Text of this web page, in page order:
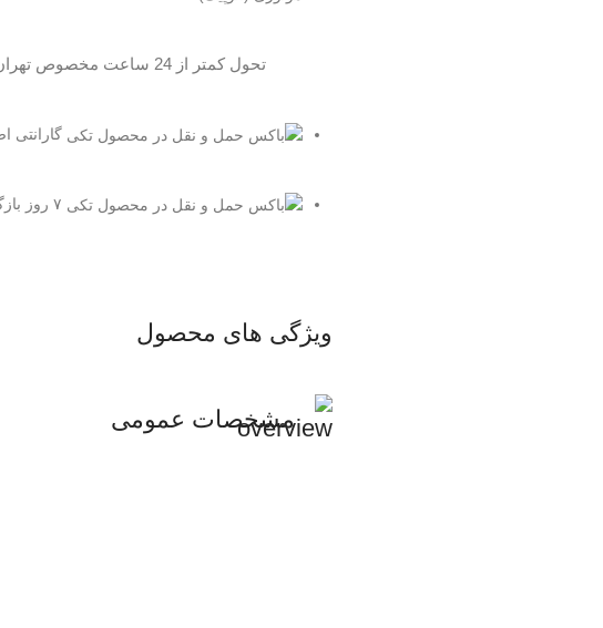
تحول کمتر از 24 ساعت مخصوص تهران
گارانتی
۷ روز بازگشت وجه
ویژگی های محصول
مشخصات عمومی